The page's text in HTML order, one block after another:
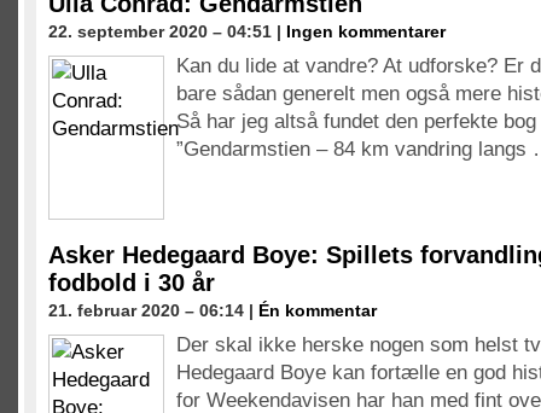
22. september 2020 – 04:51 | Ingen kommentarer
Kan du lide at vandre? At udforske? Er
bare sådan generelt men også mere
Så har jeg altså fundet den perfekte
”Gendarmstien – 84 km vandring langs
Asker Hedegaard Boye: Spillets
fodbold i 30 år
21. februar 2020 – 06:14 | Én kommentar
Der skal ikke herske nogen som helst
Hedegaard Boye kan fortælle en god
for Weekendavisen har han med fint